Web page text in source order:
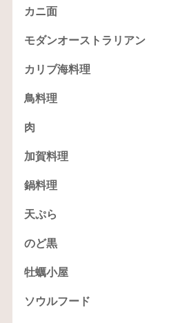
カニ面
モダンオーストラリアン
カリブ海料理
鳥料理
肉
加賀料理
鍋料理
天ぷら
のど黒
牡蠣小屋
ソウルフード